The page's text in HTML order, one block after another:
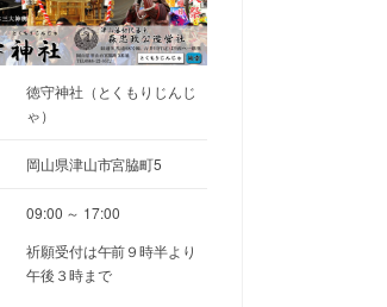
徳守神社（とくもりじんじ
ゃ）
岡山県津山市宮脇町5
09:00 ～ 17:00
祈願受付は午前９時半より
午後３時まで